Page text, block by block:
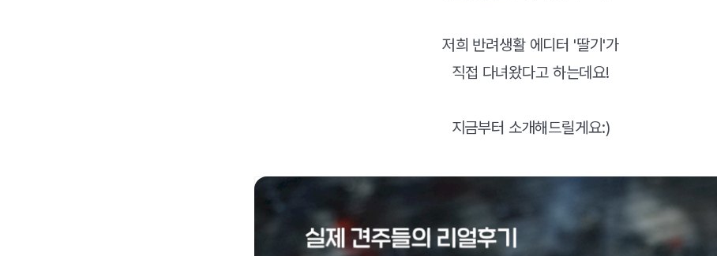
저희 반려생활 에디터 '딸기'가
직접 다녀왔다고 하는데요!
지금부터 소개해드릴게요:)